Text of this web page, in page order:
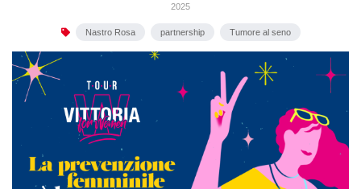
2025
Nastro Rosa partnership Tumore al seno